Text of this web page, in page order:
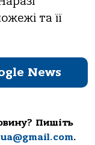
та її
News
Пишіть
.